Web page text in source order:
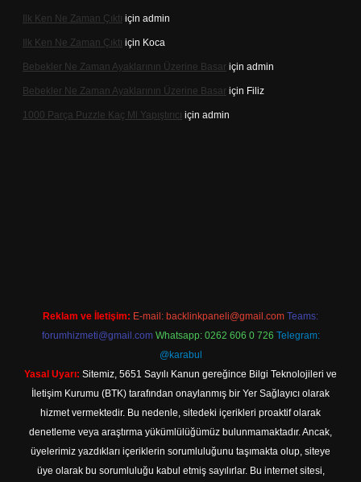
Ilk Ken Ne Zaman Çıktı için admin
Ilk Ken Ne Zaman Çıktı için Koca
Bebekler Ne Zaman Ayaklarının Üzerine Basar için admin
Bebekler Ne Zaman Ayaklarının Üzerine Basar için Filiz
1000 Parça Puzzle Kaç Ml Yapıştırıcı için admin
Reklam ve İletişim: E-mail: backlinkpaneli@gmail.com Teams:
forumhizmeti@gmail.com Whatsapp: 0262 606 0 726 Telegram:
@karabul
Yasal Uyarı: Sitemiz, 5651 Sayılı Kanun gereğince Bilgi Teknolojileri ve
İletişim Kurumu (BTK) tarafından onaylanmış bir Yer Sağlayıcı olarak
hizmet vermektedir. Bu nedenle, sitedeki içerikleri proaktif olarak
denetleme veya araştırma yükümlülüğümüz bulunmamaktadır. Ancak,
üyelerimiz yazdıkları içeriklerin sorumluluğunu taşımakta olup, siteye
üye olarak bu sorumluluğu kabul etmiş sayılırlar. Bu internet sitesi,